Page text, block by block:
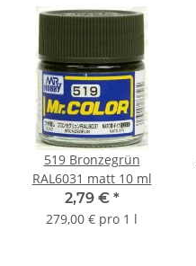
519 Bronzegrün
RAL6031 matt 10 ml
2,79 € *
279,00 € pro 1 l